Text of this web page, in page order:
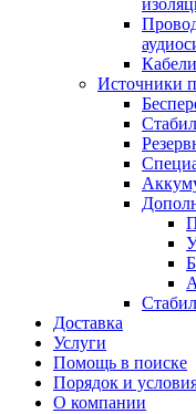
Источники
Доставка
Услуги
Помощь в поиске
Порядок и
О компании